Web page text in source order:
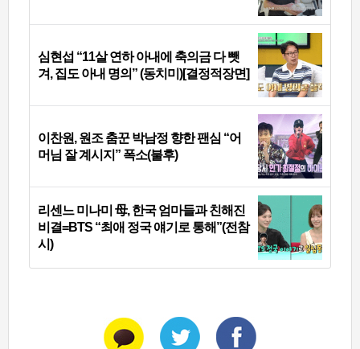
심현섭 “11살 연하 아내에 축의금 다 뺏
겨, 집도 아내 명의” (동치미)[결정적장면]
이찬원, 원조 춤꾼 박남정 향한 팬심 “어
머님 잘 계시지” 폭소(불후)
리센느 미나미 母, 한국 엄마들과 친해진
비결=BTS “최애 정국 얘기로 통해”(전참
시)